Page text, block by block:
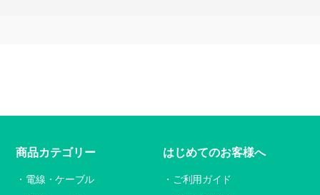
商品カテゴリー
電線・ケーブル
はじめてのお客様へ
ご利用ガイド